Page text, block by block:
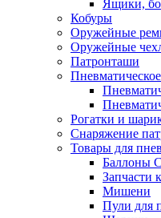
Ящики,
Кобуры
Оружейные
Оружейные
Патронташи
Рогатки и
Снаряжение
Товары для
Баллоны
Запчасти
Мишени
Пули для